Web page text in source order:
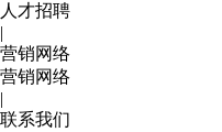
人才招聘
|
营销网络
营销网络
|
联系我们